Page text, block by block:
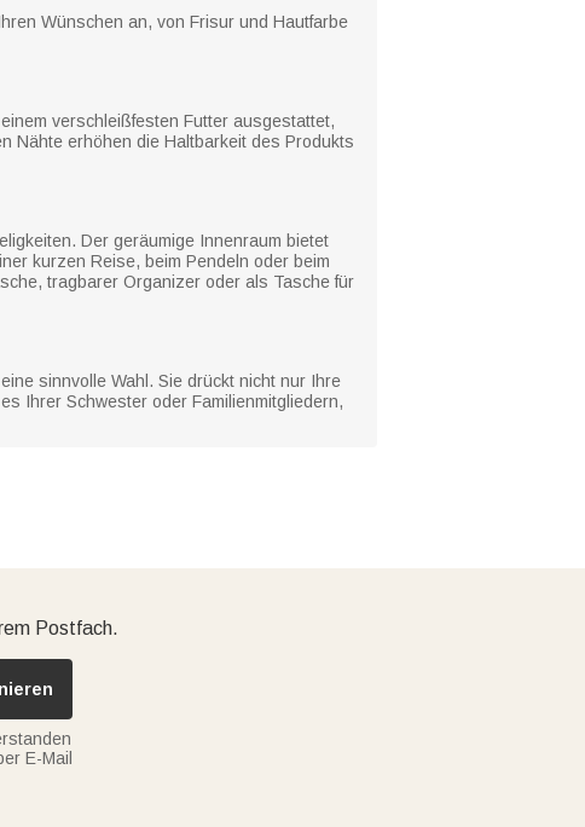
Wünschen an, von Frisur und Hautfarbe
verschleißfesten Futter ausgestattet,
Nähte erhöhen die Haltbarkeit des Produkts
Der geräumige Innenraum bietet
kurzen Reise, beim Pendeln oder beim
tragbarer Organizer oder als Tasche für
sinnvolle Wahl. Sie drückt nicht nur Ihre
Ihrer Schwester oder Familienmitgliedern,
Postfach.
E-Mail